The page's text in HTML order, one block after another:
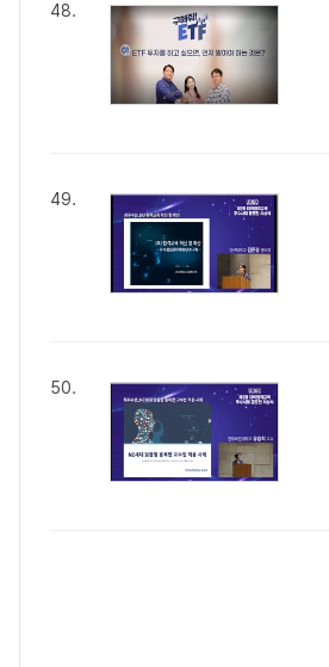
48.
49.
50.